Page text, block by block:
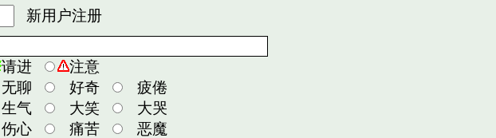
新用户注册
请进
注意
无聊 好奇
疲倦
生气 大笑
大哭
伤心 痛苦 恶魔